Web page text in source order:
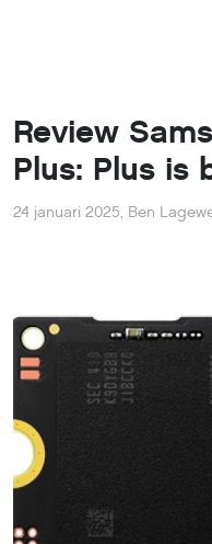
Review
Plus: Plus is
24 januari 2025, Ben